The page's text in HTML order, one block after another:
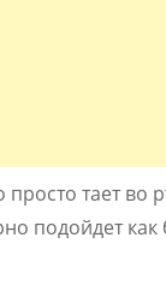
тает во
подойдет как